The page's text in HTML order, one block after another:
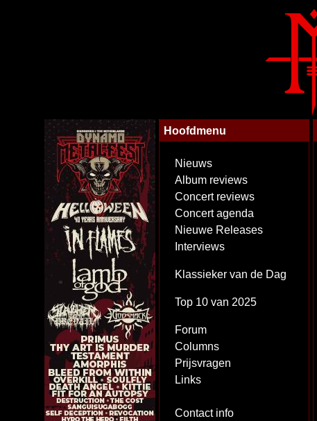
Hoofdmenu
Nieuws
Album reviews
Concert reviews
Concert agenda
Nieuwe Releases
Interviews
Klassieker van de Dag
Top 10 van 2025
Forum
Columns
Prijsvragen
Links
Contact info